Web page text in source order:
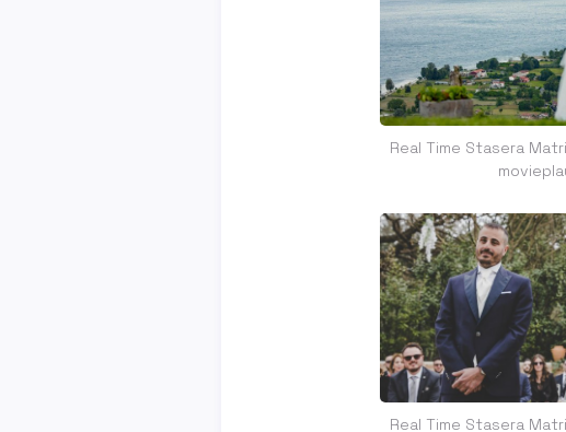
Real Time Stasera
Real Time Stasera